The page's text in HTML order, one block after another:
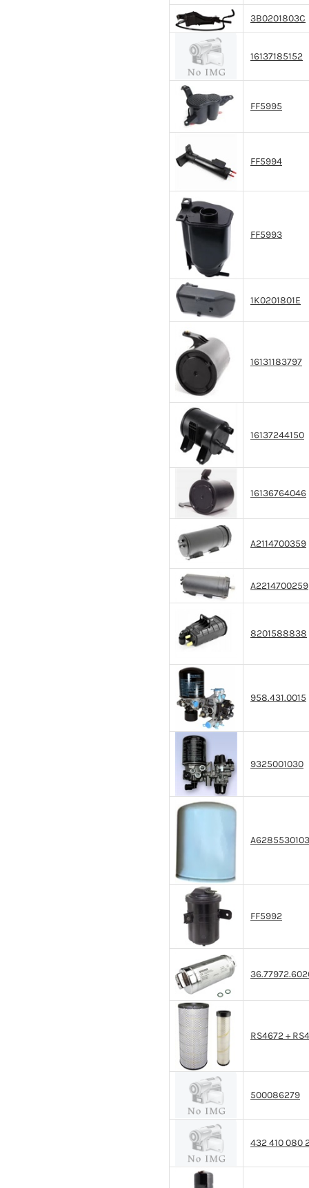
3B0201803C
16137185152
FF5995
FF5994
FF5993
1K0201801E
16131183797
16137244150
16136764046
A2114700359
A2214700259
8201588838
958.431.0015
9325001030
A6285530103
FF5992
RS4672 +
500086279
432 410 080